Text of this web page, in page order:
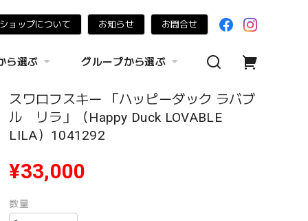
ョップについて お知らせ お問合せ
ら選ぶ グループから選ぶ
スワロフスキー 「ハッピーダック ラバブ
ル リラ」（Happy Duck LOVABLE
LILA）1041292
¥33,000
数量